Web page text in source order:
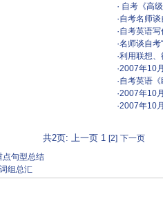
· 自考《高
·自考名师
·自考英语
·名师谈自考
·利用联想
·2007年10
·自考英语
·2007年10
·2007年10
共2页: 上一页 1 [2] 下一页
点句型总结
组总汇